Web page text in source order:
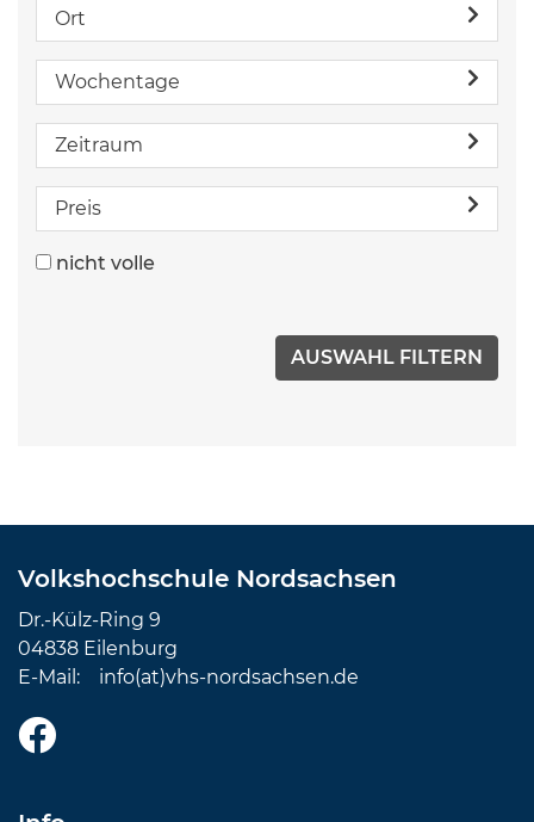
Ort
Wochentage
Zeitraum
Preis
nicht volle
Volkshochschule Nordsachsen
Dr.-Külz-Ring 9
04838 Eilenburg
E-Mail: info(at)vhs-nordsachsen.de